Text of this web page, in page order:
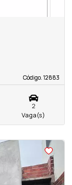
Código. 12883
Código. 12883
2
Vaga(s)